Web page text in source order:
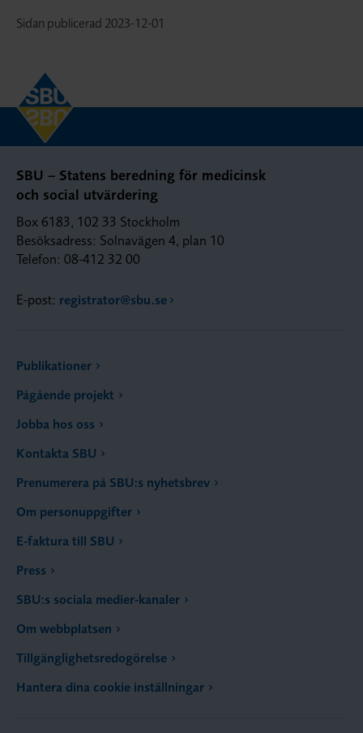
Sidan publicerad 2023-12-01
SBU – Statens beredning för medicinsk
och social utvärdering
Box 6183, 102 33 Stockholm
Besöksadress: Solnavägen 4, plan 10
Telefon: 08-412 32 00
E-post: registrator@sbu.se
Publikationer
Pågående projekt
Jobba hos oss
Kontakta SBU
Prenumerera på SBU:s nyhetsbrev
Om personuppgifter
E-faktura till SBU
Press
SBU:s sociala medier-kanaler
Om webbplatsen
Tillgänglighetsredogörelse
Hantera dina cookie inställningar